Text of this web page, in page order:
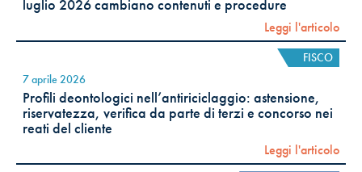
luglio 2026 cambiano contenuti e procedure
Leggi l'articolo
FISCO
7 aprile 2026
Profili deontologici nell’antiriciclaggio: astensione,
riservatezza, verifica da parte di terzi e concorso nei
reati del cliente
Leggi l'articolo